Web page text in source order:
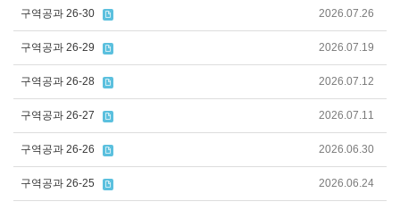
구역공과 26-30 2026.07.26
구역공과 26-29 2026.07.19
구역공과 26-28 2026.07.12
구역공과 26-27 2026.07.11
구역공과 26-26 2026.06.30
구역공과 26-25 2026.06.24